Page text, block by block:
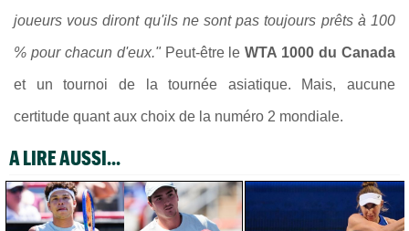
joueurs vous diront qu'ils ne sont pas toujours prêts à 100
% pour chacun d'eux." Peut-être leWTA 1000 du Canada
et un tournoi de la tournée asiatique. Mais, aucune
certitude quant aux choix de la numéro 2 mondiale.
A LIRE AUSSI...